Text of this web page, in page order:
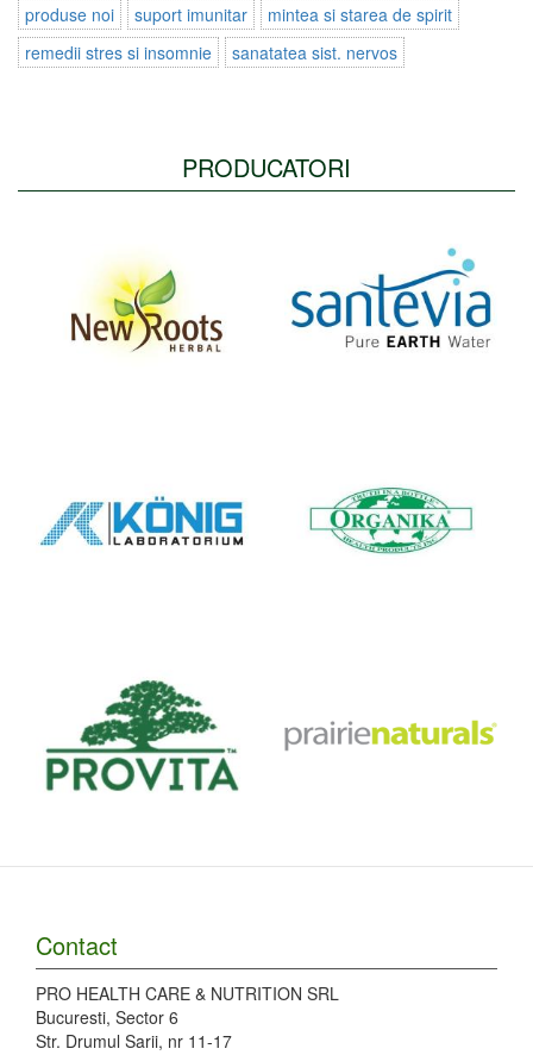
produse noi suport imunitar
mintea si starea de spirit
remedii stres si insomnie
sanatatea sist. nervos
PRODUCATORI
Contact
PRO HEALTH CARE & NUTRITION SRL
Bucuresti, Sector 6
Str. Drumul Sarii, nr 11-17